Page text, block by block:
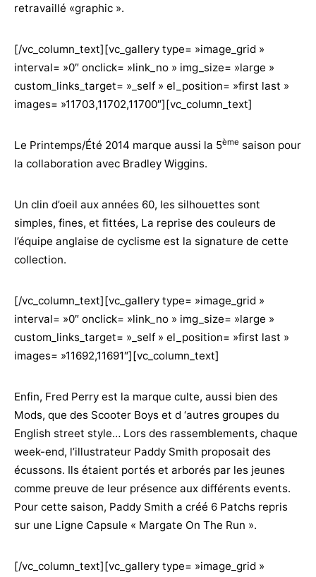
retravaillé «graphic ».
[/vc_column_text][vc_gallery type= »image_grid »
interval= »0″ onclick= »link_no » img_size= »large »
custom_links_target= »_self » el_position= »first last »
images= »11703,11702,11700″][vc_column_text]
Le Printemps/Été 2014 marque aussi la 5ème saison pour
la collaboration avec Bradley Wiggins.
Un clin d’oeil aux années 60, les silhouettes sont
simples, fines, et fittées, La reprise des couleurs de
l’équipe anglaise de cyclisme est la signature de cette
collection.
[/vc_column_text][vc_gallery type= »image_grid »
interval= »0″ onclick= »link_no » img_size= »large »
custom_links_target= »_self » el_position= »first last »
images= »11692,11691″][vc_column_text]
Enfin, Fred Perry est la marque culte, aussi bien des
Mods, que des Scooter Boys et d ‘autres groupes du
English street style… Lors des rassemblements, chaque
week-end, l’illustrateur Paddy Smith proposait des
écussons. Ils étaient portés et arborés par les jeunes
comme preuve de leur présence aux différents events.
Pour cette saison, Paddy Smith a créé 6 Patchs repris
sur une Ligne Capsule « Margate On The Run ».
[/vc_column_text][vc_gallery type= »image_grid »